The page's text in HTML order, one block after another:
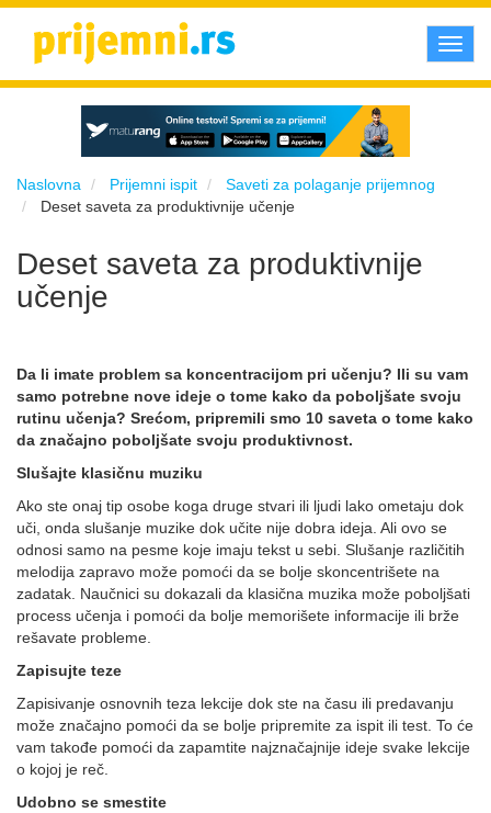
Naslovna Prijemni ispit
Saveti za polaganje prijemnog
Deset saveta za produktivnije učenje
Deset saveta za produktivnije
učenje
Da li imate problem sa koncentracijom pri učenju? Ili su vam
samo potrebne nove ideje o tome kako da poboljšate svoju
rutinu učenja? Srećom, pripremili smo 10 saveta o tome kako
da značajno poboljšate svoju produktivnost.
Slušajte klasičnu muziku
Ako ste onaj tip osobe koga druge stvari ili ljudi lako ometaju dok
uči, onda slušanje muzike dok učite nije dobra ideja. Ali ovo se
odnosi samo na pesme koje imaju tekst u sebi. Slušanje različitih
melodija zapravo može pomoći da se bolje skoncentrišete na
zadatak. Naučnici su dokazali da klasična muzika može poboljšati
process učenja i pomoći da bolje memorišete informacije ili brže
rešavate probleme.
Zapisujte teze
Zapisivanje osnovnih teza lekcije dok ste na času ili predavanju
može značajno pomoći da se bolje pripremite za ispit ili test. To će
vam takođe pomoći da zapamtite najznačajnije ideje svake lekcije
o kojoj je reč.
Udobno se smestite